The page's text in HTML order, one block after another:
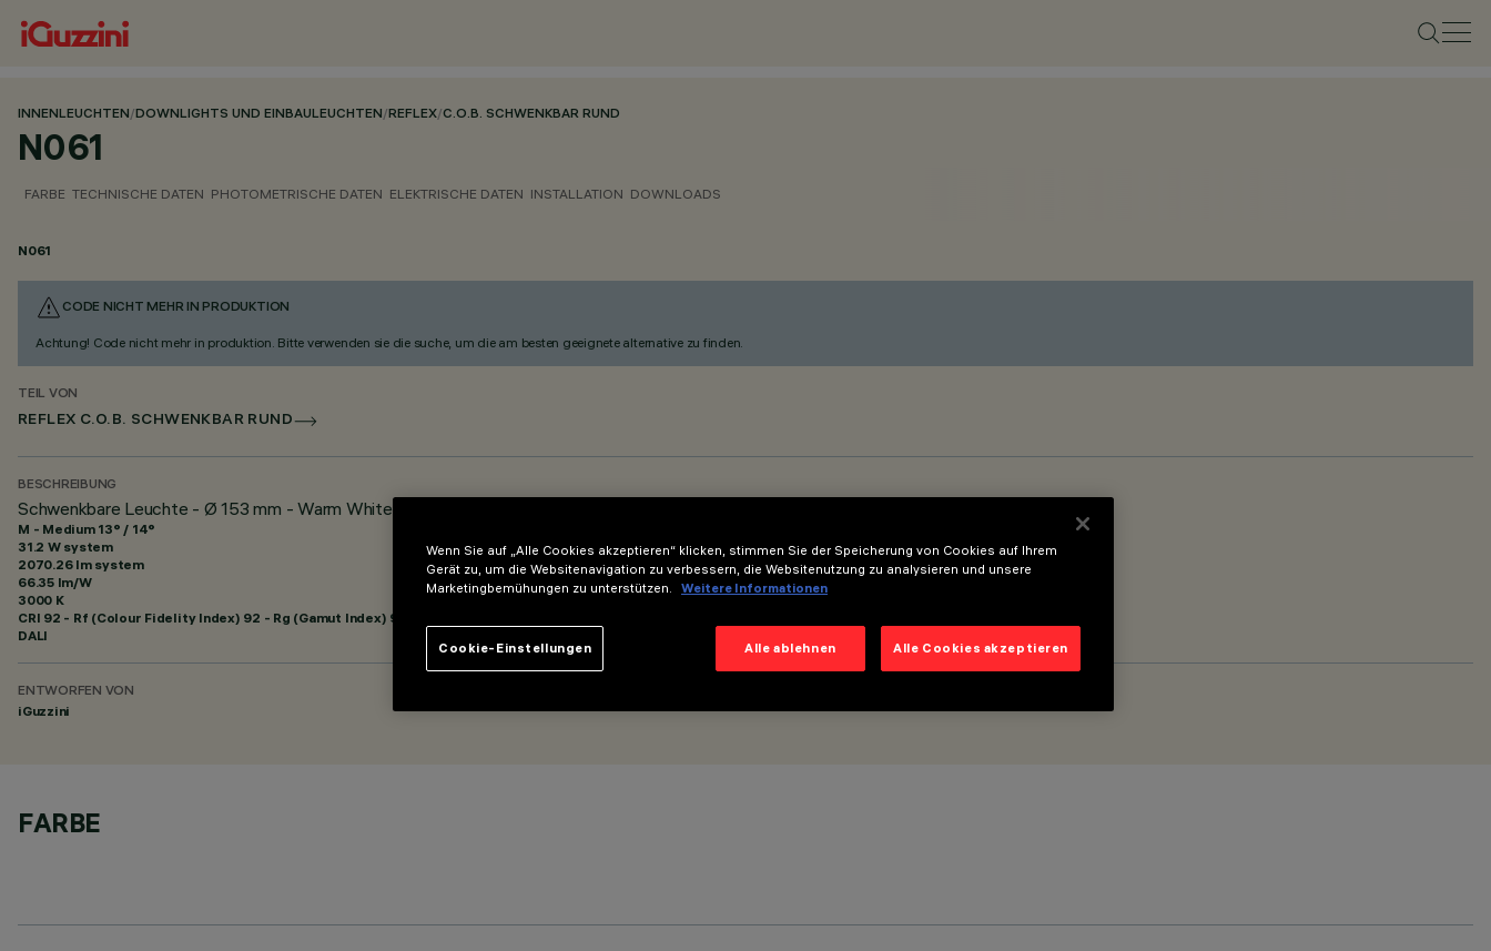
INNENLEUCHTEN/DOWNLIGHTS UND EINBAULEUCHTEN/REFLEX/C.O.B. SCHWENKBAR RUND
N061
FARBE TECHNISCHE DATEN PHOTOMETRISCHE DATEN ELEKTRISCHE DATEN INSTALLATION DOWNLOADS
N061
CODE NICHT MEHR IN PRODUKTION
Achtung! Code nicht mehr in produktion. Bitte verwenden sie die suche, um die am besten geeignete alternative zu finden.
TEIL VON
REFLEX C.O.B. SCHWENKBAR RUND
BESCHREIBUNG
Schwenkbare Leuchte - Ø 153 mm - Warm White Medium-Optik - Minimal
M - Medium 13° / 14°
31.2 W system
2070.26 lm system
66.35 lm/W
3000 K
CRI 92 - Rf (Colour Fidelity Index) 92 - Rg (Gamut Index) 99
DALI
ENTWORFEN VON
iGuzzini
FARBE
Wenn Sie auf „Alle Cookies akzeptieren“ klicken, stimmen Sie der Speicherung von Cookies auf Ihrem
Gerät zu, um die Websitenavigation zu verbessern, die Websitenutzung zu analysieren und unsere
Marketingbemühungen zu unterstützen.
Weitere Informationen
Alle ablehnen Alle Cookies akzeptieren
Cookie-Einstellungen